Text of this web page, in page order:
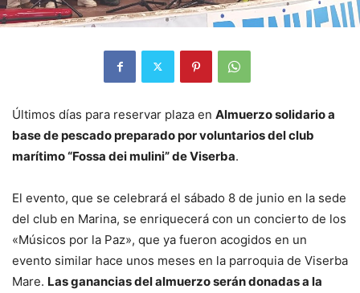
Últimos días para reservar plaza en Almuerzo solidario a
base de pescado preparado por voluntarios del club
marítimo “Fossa dei mulini” de Viserba.
El evento, que se celebrará el sábado 8 de junio en la sede
del club en Marina, se enriquecerá con un concierto de los
«Músicos por la Paz», que ya fueron acogidos en un
evento similar hace unos meses en la parroquia de Viserba
Mare. Las ganancias del almuerzo serán donadas a la